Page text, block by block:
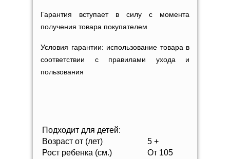
Гарантия вступает в силу с момента
получения товара покупателем
Условия гарантии: использование товара в
соответствии с правилами ухода и
пользования
Подходит для детей:
Возраст от (лет)
5 +
Рост ребенка (см.)
От 105